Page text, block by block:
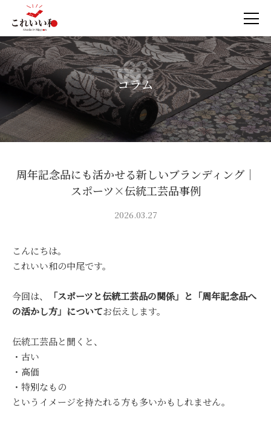
コラム
周年記念品にも活かせる新しいブランディング｜
スポーツ×伝統工芸品事例
2026.03.27
こんにちは。
これいい和の中尾です。
今回は、
「スポーツと伝統工芸品の関係」と「周年記念品へ
の活かし方」についてお伝えします。
伝統工芸品と聞くと、
・古い
・高価
・特別なもの
というイメージを持たれる方も多いかもしれません。